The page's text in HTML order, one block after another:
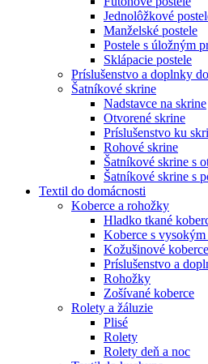
Jednolôžkové
Manželské postele
Postele s úložným
Sklápacie postele
Príslušenstvo a doplnky
Šatníkové skrine
Nadstavce na skrine
Otvorené skrine
Príslušenstvo ku
Rohové skrine
Šatníkové skrine s
Šatníkové skrine s
Textil do domácnosti
Koberce a rohožky
Hladko tkané
Koberce s vysokým
Kožušinové koberce
Príslušenstvo a
Rohožky
Zošívané koberce
Rolety a žáluzie
Plisé
Rolety
Rolety deň a noc